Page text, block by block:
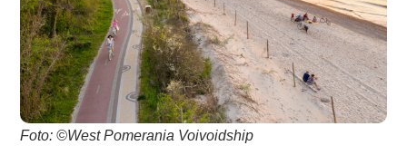
Foto: ©West Pomerania Voivoidship